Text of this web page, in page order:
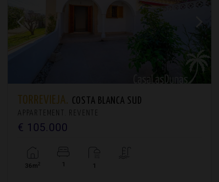
TORREVIEJA. COSTA BLANCA SUD
APPARTEMENT. REVENTE
€ 105.000
36m2 1 1